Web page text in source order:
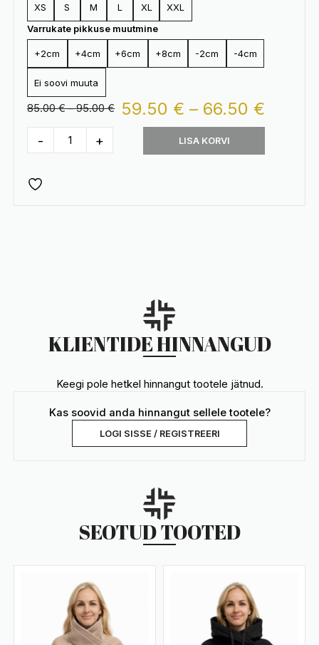
XS S M L XL
XXL
Varrukate pikkuse muutmine
+2cm +4cm +6cm +8cm -2cm -4cm
Ei soovi muuta
85.00€ – 95.00€Hinnavahemik:
59.50 € – 66.50 €
59.50
kuni
-
Soe
pusa
+ LISA KORVI
KLIENTIDE HINNANGUD
Keegi pole hetkel hinnangut tootele jätnud.
Kas soovid anda hinnangut sellele tootele?
LOGI SISSE / REGISTREERI
SEOTUD TOOTED